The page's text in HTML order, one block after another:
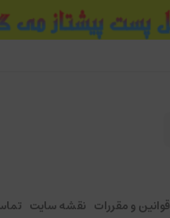
قوانین و مقررات نقشه سایت